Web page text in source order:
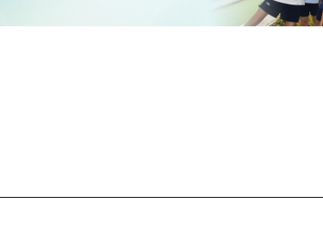
聯絡我們
推廣閱讀